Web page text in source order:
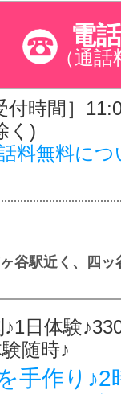
電
（通話
付時間］
く)
料無料につ
谷駅近く、四ッ
日体験
随時♪
手作り♪2